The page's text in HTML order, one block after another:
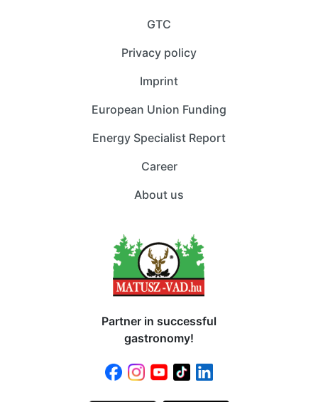
GTC
Privacy policy
Imprint
European Union Funding
Energy Specialist Report
Career
About us
Partner in successful
gastronomy!